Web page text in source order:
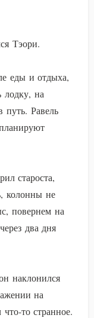
Тэори.
еды и отдыха,
лодку, на
путь. Равель
староста,
колонны не
повернем на
два дня
наклонился
на
то странное.